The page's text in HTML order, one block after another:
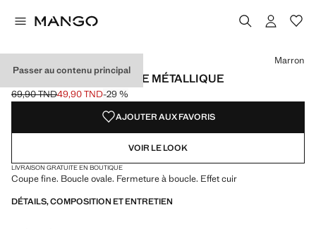
Passer au contenu principal
CEINTURE FINE BOUCLE MÉTALLIQUE
Prix initial barré [69,90 TND ]
69,90 TND
Prix actuel [49,90 TND ]
49,90 TND-29 %
Choisissez une couleur
Couleur Noir
Couleur Marron sélectionnée
Couleur Grenat
Marron
AJOUTER AUX FAVORIS
VOIR LE LOOK
LIVRAISON GRATUITE EN BOUTIQUE
Coupe fine. Boucle ovale. Fermeture à boucle. Effet cuir
DÉTAILS, COMPOSITION ET ENTRETIEN